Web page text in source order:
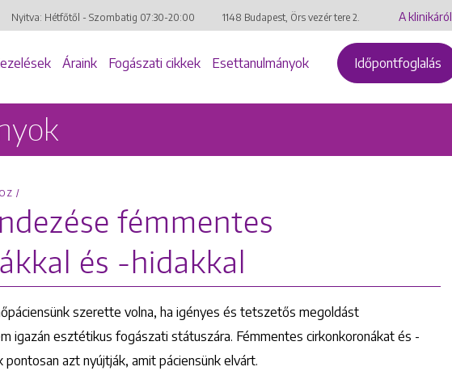
Nyitva: Hétfőtől - Szombatig 07:30-20:00 1148 Budapest, Örs vezér tere 2. A klinikáról
Áraink Fogászati cikkek Esettanulmányok Időpontfoglalás
/
fémmentes
és -hidakkal
szerette volna, ha igényes és tetszetős megoldást
igazán esztétikus fogászati státuszára. Fémmentes cirkonkoronákat és -
azt nyújtják, amit páciensünk elvárt.